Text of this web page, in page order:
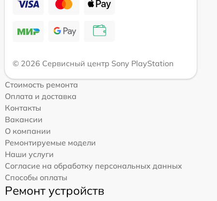
© 2026 Сервисный центр Sony PlayStation
Стоимость ремонта
Оплата и доставка
Контакты
Вакансии
О компании
Ремонтируемые модели
Наши услуги
Согласие на обработку персональных данных
Способы оплаты
Ремонт устройств